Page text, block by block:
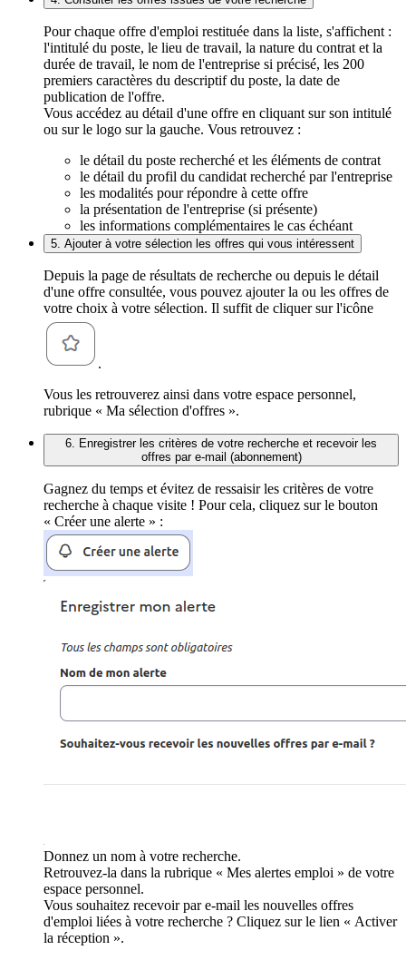
Pour chaque offre d'emploi restituée dans la liste, s'affichent :
l'intitulé du poste, le lieu de travail, la nature du contrat et la
durée de travail, le nom de l'entreprise si précisé, les 200
premiers caractères du descriptif du poste, la date de
publication de l'offre.
Vous accédez au détail d'une offre en cliquant sur son intitulé
ou sur le logo sur la gauche. Vous retrouvez :
le détail du poste recherché et les éléments de contrat
le détail du profil du candidat recherché par l'entreprise
les modalités pour répondre à cette offre
la présentation de l'entreprise (si présente)
les informations complémentaires le cas échéant
5. Ajouter à votre sélection les offres qui vous intéressent
Depuis la page de résultats de recherche ou depuis le détail
d'une offre consultée, vous pouvez ajouter la ou les offres de
votre choix à votre sélection. Il suffit de cliquer sur l'icône
.
Vous les retrouverez ainsi dans votre espace personnel,
rubrique « Ma sélection d'offres ».
6. Enregistrer les critères de votre recherche et recevoir les
offres par e-mail (abonnement)
Gagnez du temps et évitez de ressaisir les critères de votre
recherche à chaque visite ! Pour cela, cliquez sur le bouton
« Créer une alerte » :
Donnez un nom à votre recherche.
Retrouvez-la dans la rubrique « Mes alertes emploi » de votre
espace personnel.
Vous souhaitez recevoir par e-mail les nouvelles offres
d'emploi liées à votre recherche ? Cliquez sur le lien « Activer
la réception ».